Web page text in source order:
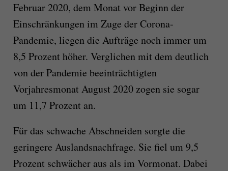
Februar 2020, dem Monat vor Beginn der
Einschränkungen im Zuge der Corona-
Pandemie, liegen die Aufträge noch immer um
8,5 Prozent höher. Verglichen mit dem deutlich
von der Pandemie beeinträchtigten
Vorjahresmonat August 2020 zogen sie sogar
um 11,7 Prozent an.
Für das schwache Abschneiden sorgte die
geringere Auslandsnachfrage. Sie fiel um 9,5
Prozent schwächer aus als im Vormonat. Dabei